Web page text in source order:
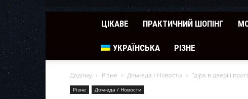
ЦІКАВЕ ПРАКТИЧНИЙ ШОПІНГ
УКРАЇНСЬКА РІЗНЕ
Додому Різне Дом-еда / Новости “діра в двері і
Різне Дом-еда / Новости